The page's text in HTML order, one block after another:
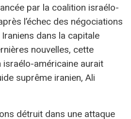
par la coalition israélo-
l’échec des négociations
dans la capitale
nouvelles, cette
américaine aurait
suprême iranien, Ali
détruit dans une attaque